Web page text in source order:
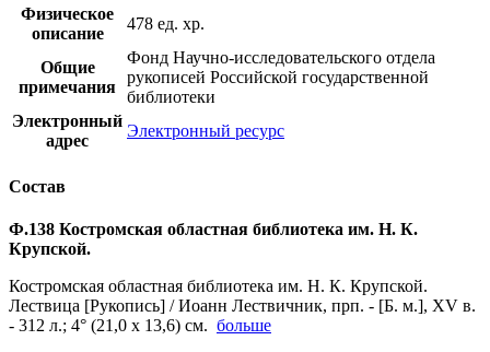
Физическое
описание
478 ед. хр.
Общие
примечания
Фонд Научно-исследовательского отдела
рукописей Российской государственной
библиотеки
Электронный
адрес
Электронный ресурс
Состав
Ф.138 Костромская областная библиотека им. Н. К.
Крупской.
Костромская областная библиотека им. Н. К. Крупской.
Лествица [Рукопись] / Иоанн Лествичник, прп. - [Б. м.], XV в.
- 312 л.; 4° (21,0 х 13,6) см. больше